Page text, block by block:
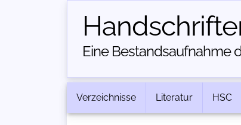
Eine Bestandsaufnahme
Verzeichnisse Literatur HSC